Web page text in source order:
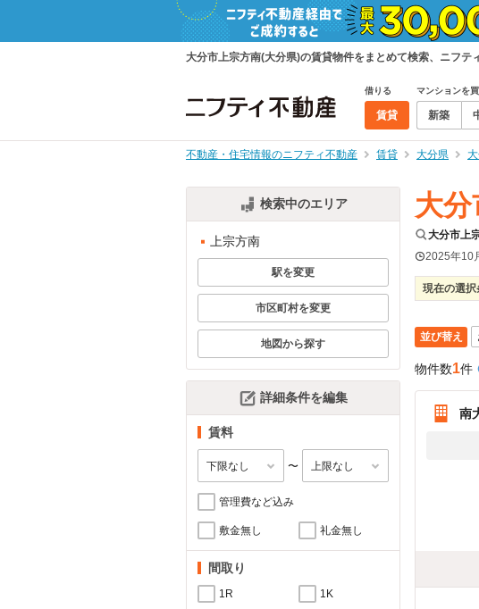
大分市上宗方南(大分県)の賃貸物件をまとめて検索、ニフテ
借りる
賃貸
マンションを買
新築
不動産・住宅情報のニフティ不動産 賃貸 大分県
検索中のエリア
上宗方南
駅を変更
市区町村を変更
地図から探す
詳細条件を編集
賃料
〜
管理費など込み
敷金無し 礼金無し
間取り
1R 1K
大
大分市上
2025年10
現在の選択
並び替え
物件数1件
南